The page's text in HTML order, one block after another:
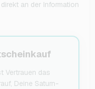
an der Information
Vertrauen das
Deine Saturn-